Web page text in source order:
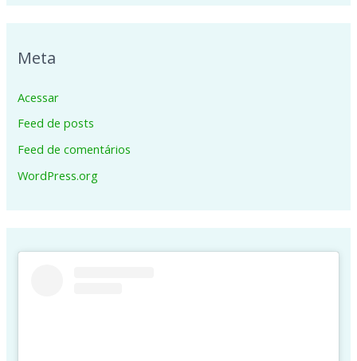
Meta
Acessar
Feed de posts
Feed de comentários
WordPress.org